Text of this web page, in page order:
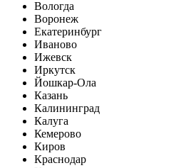
Вологда
Воронеж
Екатеринбург
Иваново
Ижевск
Иркутск
Йошкар-Ола
Казань
Калининград
Калуга
Кемерово
Киров
Краснодар